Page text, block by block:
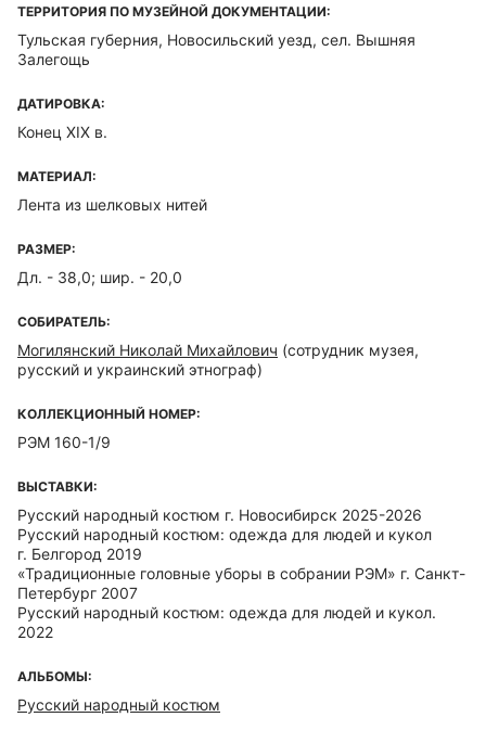
ТЕРРИТОРИЯ ПО МУЗЕЙНОЙ ДОКУМЕНТАЦИИ:
Тульская губерния, Новосильский уезд, сел. Вышняя
Залегощь
ДАТИРОВКА:
Конец XIX в.
МАТЕРИАЛ:
Лента из шелковых нитей
РАЗМЕР:
Дл. - 38,0; шир. - 20,0
СОБИРАТЕЛЬ:
Могилянский Николай Михайлович (сотрудник музея,
русский и украинский этнограф)
КОЛЛЕКЦИОННЫЙ НОМЕР:
РЭМ 160-1/9
ВЫСТАВКИ:
Русский народный костюм г. Новосибирск 2025-2026
Русский народный костюм: одежда для людей и кукол
г. Белгород 2019
«Традиционные головные уборы в собрании РЭМ» г. Санкт-
Петербург 2007
Русский народный костюм: одежда для людей и кукол.
2022
АЛЬБОМЫ:
Русский народный костюм